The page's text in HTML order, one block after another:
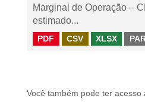
Marginal de Operação –
estimado...
PDF CSV XLSX
Você também pode ter